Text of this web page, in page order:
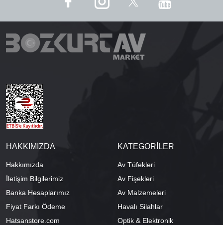
HAKKIMIZDA
Hakkımızda
İletişim Bilgilerimiz
Banka Hesaplarımız
Fiyat Farkı Ödeme
Hatsanstore.com
KATEGORİLER
Av Tüfekleri
Av Fişekleri
Av Malzemeleri
Havalı Silahlar
Optik & Elektronik